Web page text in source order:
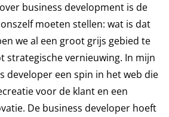
business development is de
moeten stellen: wat is dat
we al een groot grijs gebied te
strategische vernieuwing. In mijn
developer een spin in het web die
voor de klant en een
De business developer hoeft